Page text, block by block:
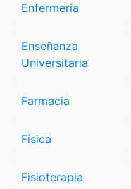
Enfermería
Enseñanza
Universitaria
Farmacia
Física
Fisioterapia